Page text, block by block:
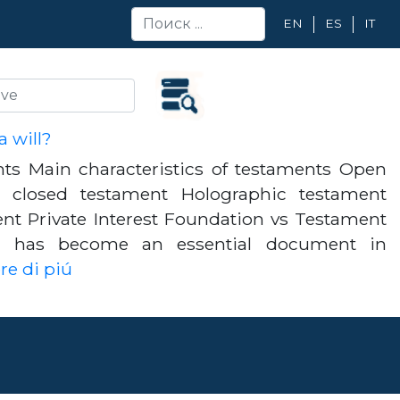
EN ES IT
will?
Main characteristics of testaments Open
testament Holographic testament
Private Interest Foundation vs Testament
has become an essential document in
di piú